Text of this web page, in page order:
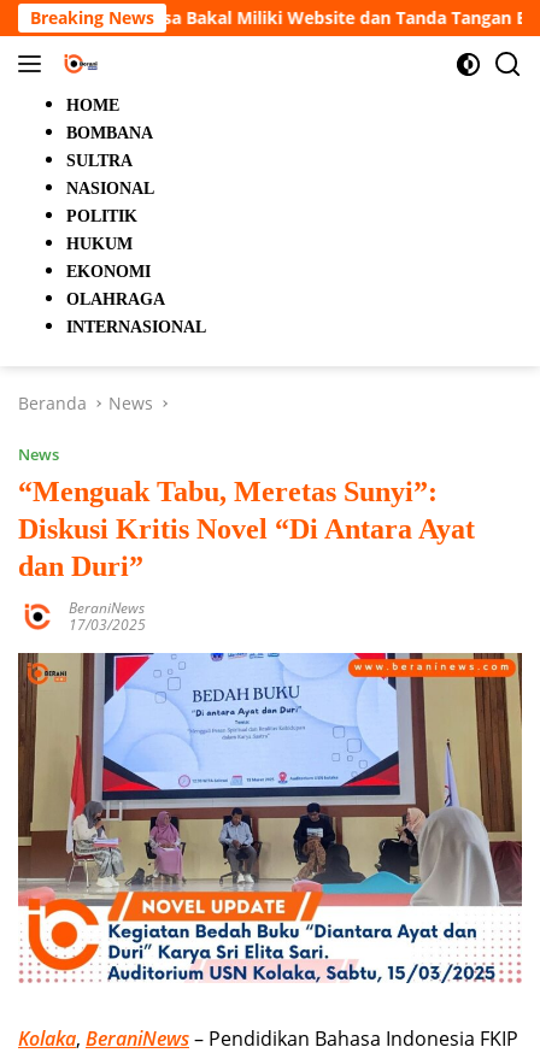
Langsung
ke
konten
Breaking News
dan Tanda Tangan Elektronik 5 Orang Tewas
HOME
BOMBANA
SULTRA
NASIONAL
POLITIK
HUKUM
EKONOMI
OLAHRAGA
INTERNASIONAL
Beranda News
News
“Menguak Tabu, Meretas Sunyi”:
Diskusi Kritis Novel “Di Antara Ayat
dan Duri”
BeraniNews
17/03/2025
Kolaka, BeraniNews– Pendidikan Bahasa Indonesia FKIP